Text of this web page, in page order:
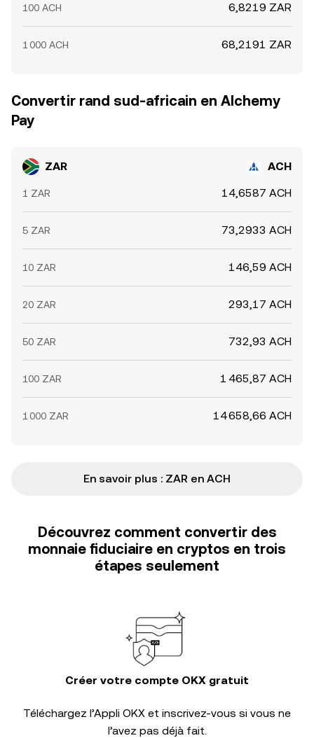
100 ACH 6,8219 ZAR
1 000 ACH 68,2191 ZAR
Convertir rand sud-africain en Alchemy
Pay
ZAR ACH
1 ZAR 14,6587 ACH
5 ZAR 73,2933 ACH
10 ZAR 146,59 ACH
20 ZAR 293,17 ACH
50 ZAR 732,93 ACH
100 ZAR 1 465,87 ACH
1 000 ZAR 14 658,66 ACH
En savoir plus : ZAR en ACH
Découvrez comment convertir des
monnaie fiduciaire en cryptos en trois
étapes seulement
Créer votre compte OKX gratuit
Téléchargez l’Appli OKX et inscrivez-vous si vous ne
l’avez pas déjà fait.